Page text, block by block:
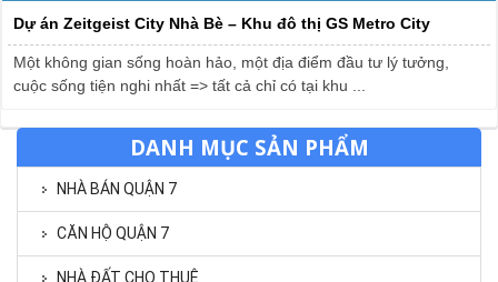
Dự án Zeitgeist City Nhà Bè – Khu đô thị GS Metro City
Một không gian sống hoàn hảo, một địa điểm đầu tư lý tưởng,
cuộc sống tiện nghi nhất => tất cả chỉ có tại khu ...
DANH MỤC SẢN PHẨM
NHÀ BÁN QUẬN 7
CĂN HỘ QUẬN 7
NHÀ ĐẤT CHO THUÊ